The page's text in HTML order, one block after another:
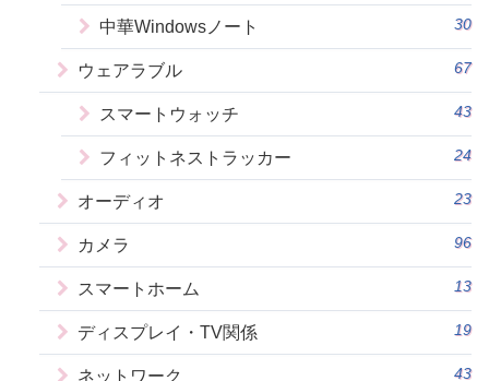
中華Windowsノート 30
ウェアラブル 67
スマートウォッチ 43
フィットネストラッカー 24
オーディオ 23
カメラ 96
スマートホーム 13
ディスプレイ・TV関係 19
ネットワーク 43